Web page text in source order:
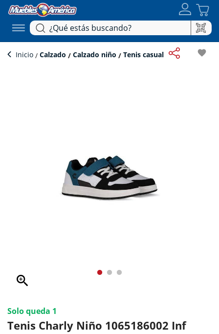
Inicio Calzado Calzado niño Tenis casual favorite
zoom_in
Solo queda 1
Tenis Charly Niño 1065186002 Inf